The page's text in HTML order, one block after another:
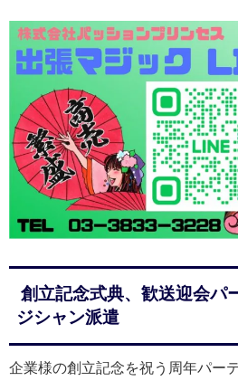
創立記念式典、歓送迎会パ
ジシャン派遣
企業様の創立記念を祝う周年パー